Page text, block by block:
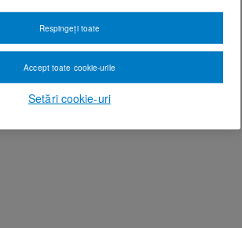
Setări cookie-uri
Respingeți toate
Accept toate cookie-urile